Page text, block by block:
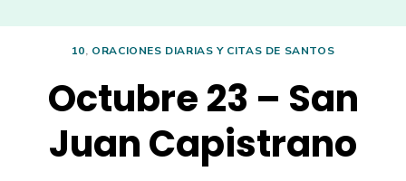
10, ORACIONES DIARIAS Y CITAS DE SANTOS
Octubre 23 – San
Juan Capistrano